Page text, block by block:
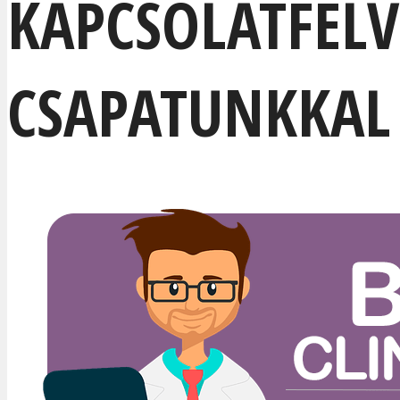
CSAPATUNKKAL